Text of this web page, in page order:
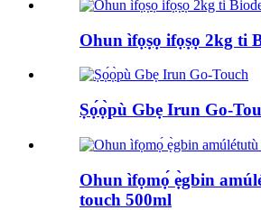
Ohun ìfọṣọ ifọṣọ 2kg ti
Ṣọ́ọ̀pù Gbẹ Irun Go-
Ohun ìfọmọ́ ẹ̀gbin
touch 500ml